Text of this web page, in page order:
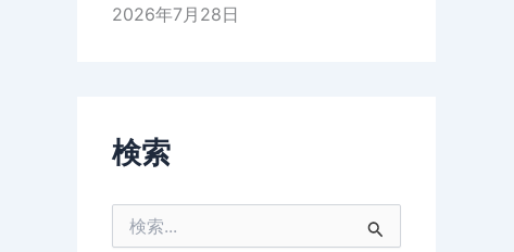
正美堂時計店スタッフ
2026年7月28日
検索